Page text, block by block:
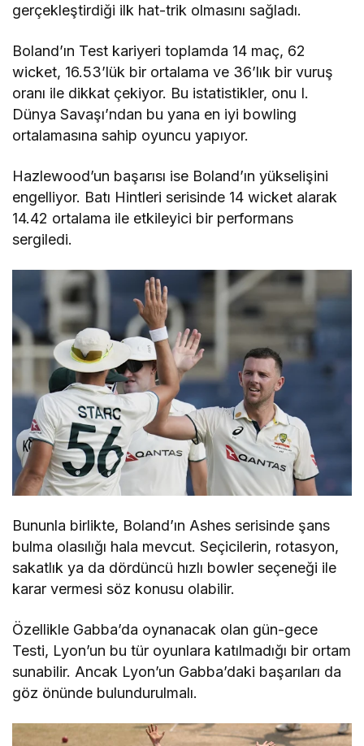
gerçekleştirdiği ilk hat-trik olmasını sağladı.
Boland’ın Test kariyeri toplamda 14 maç, 62
wicket, 16.53’lük bir ortalama ve 36’lık bir vuruş
oranı ile dikkat çekiyor. Bu istatistikler, onu I.
Dünya Savaşı’ndan bu yana en iyi bowling
ortalamasına sahip oyuncu yapıyor.
Hazlewood’un başarısı ise Boland’ın yükselişini
engelliyor. Batı Hintleri serisinde 14 wicket alarak
14.42 ortalama ile etkileyici bir performans
sergiledi.
Bununla birlikte, Boland’ın Ashes serisinde şans
bulma olasılığı hala mevcut. Seçicilerin, rotasyon,
sakatlık ya da dördüncü hızlı bowler seçeneği ile
karar vermesi söz konusu olabilir.
Özellikle Gabba’da oynanacak olan gün-gece
Testi, Lyon’un bu tür oyunlara katılmadığı bir ortam
sunabilir. Ancak Lyon’un Gabba’daki başarıları da
göz önünde bulundurulmalı.